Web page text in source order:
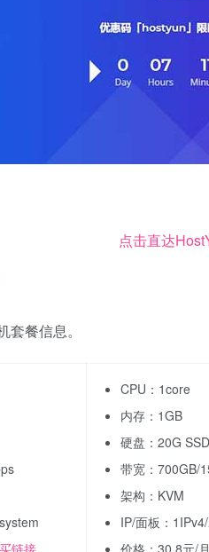
点击直达
餐信息。
CPU：1core
内存：1GB
硬盘：20G SSD
带宽：700GB/
架构：KVM
IP/面板：